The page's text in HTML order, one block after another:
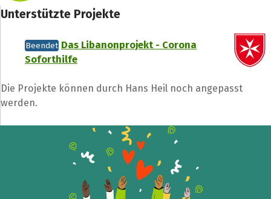
Unterstützte Projekte
Beendet Das Libanonprojekt - Corona
Soforthilfe
Die Projekte können durch Hans Heil noch angepasst
werden.